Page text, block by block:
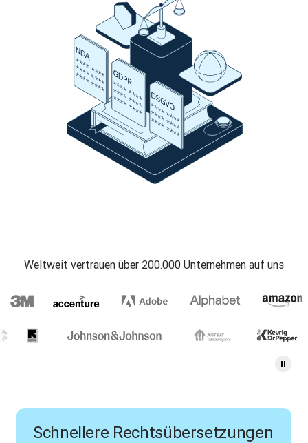
Weltweit vertrauen über 200.000 Unternehmen auf uns
Schnellere Rechtsübersetzungen